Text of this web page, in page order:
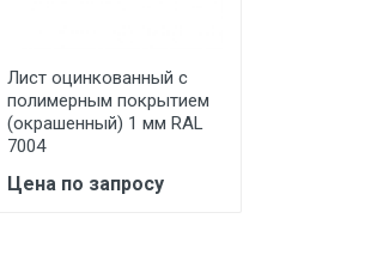
Лист оцинкованный с
полимерным покрытием
(окрашенный) 1 мм RAL
7004
Цена по запросу